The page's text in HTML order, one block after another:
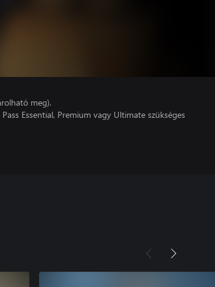
meg).
Essential, Premium vagy Ultimate szükséges